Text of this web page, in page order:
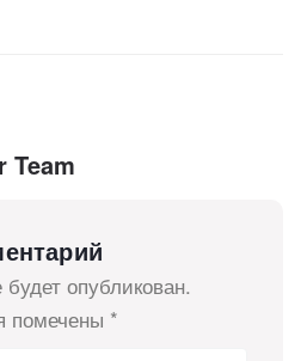
Team
опубликован.
помечены *